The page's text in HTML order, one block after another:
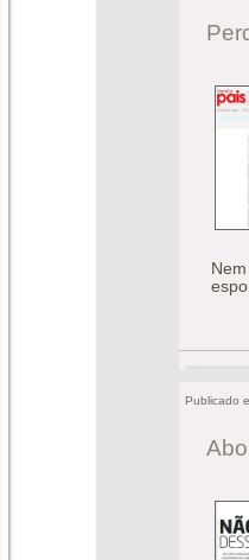
Publicado